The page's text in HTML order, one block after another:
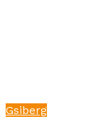
Gsiberg